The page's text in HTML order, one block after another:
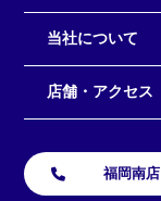
当社について
店舗・アクセス
福岡南店